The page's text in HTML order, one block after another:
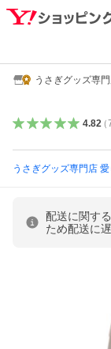
うさぎグッズ専
4.82（
うさぎグッズ専門店
配送に関す
ため配送に